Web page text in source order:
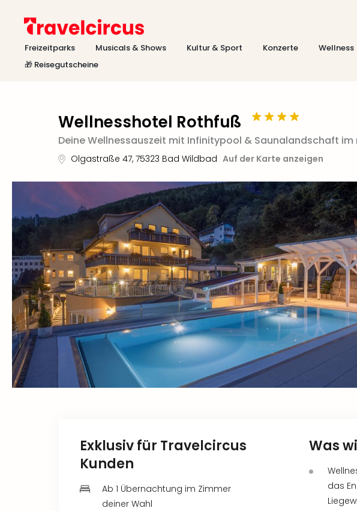
Freizeitparks Musicals & Shows Kultur & Sport Konzerte Wellness
🎁 Reisegutscheine
Wellnesshotel Rothfuß
Deine Wellnessauszeit mit Infinitypool & Saunalandschaft
Olgastraße 47, 75323 Bad Wildbad Auf der Karte anzeigen
Exklusiv für Travelcircus
Kunden
Ab 1 Übernachtung im Zimmer
deiner Wahl
Was
das